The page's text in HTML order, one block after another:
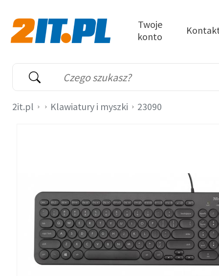
Wyszukiwarka
Słowo kluczowe
Twoje
konto
2it.pl Klawiatury i myszki 23090